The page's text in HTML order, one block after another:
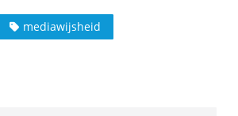
mediawijsheid